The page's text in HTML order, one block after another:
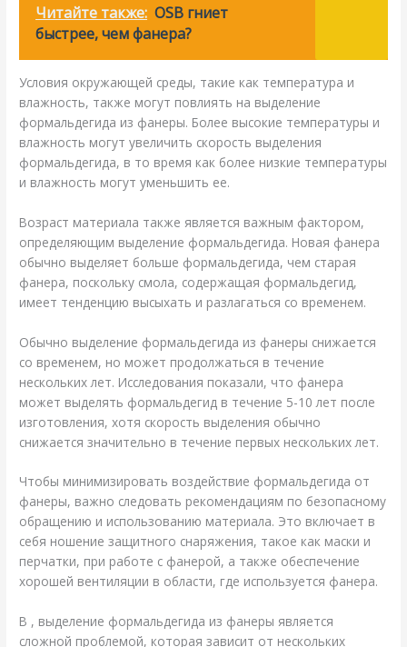
Читайте также: OSB гниет
быстрее, чем фанера?
Условия окружающей среды, такие как температура и
влажность, также могут повлиять на выделение
формальдегида из фанеры. Более высокие температуры и
влажность могут увеличить скорость выделения
формальдегида, в то время как более низкие температуры
и влажность могут уменьшить ее.
Возраст материала также является важным фактором,
определяющим выделение формальдегида. Новая фанера
обычно выделяет больше формальдегида, чем старая
фанера, поскольку смола, содержащая формальдегид,
имеет тенденцию высыхать и разлагаться со временем.
Обычно выделение формальдегида из фанеры снижается
со временем, но может продолжаться в течение
нескольких лет. Исследования показали, что фанера
может выделять формальдегид в течение 5-10 лет после
изготовления, хотя скорость выделения обычно
снижается значительно в течение первых нескольких лет.
Чтобы минимизировать воздействие формальдегида от
фанеры, важно следовать рекомендациям по безопасному
обращению и использованию материала. Это включает в
себя ношение защитного снаряжения, такое как маски и
перчатки, при работе с фанерой, а также обеспечение
хорошей вентиляции в области, где используется фанера.
В , выделение формальдегида из фанеры является
сложной проблемой, которая зависит от нескольких